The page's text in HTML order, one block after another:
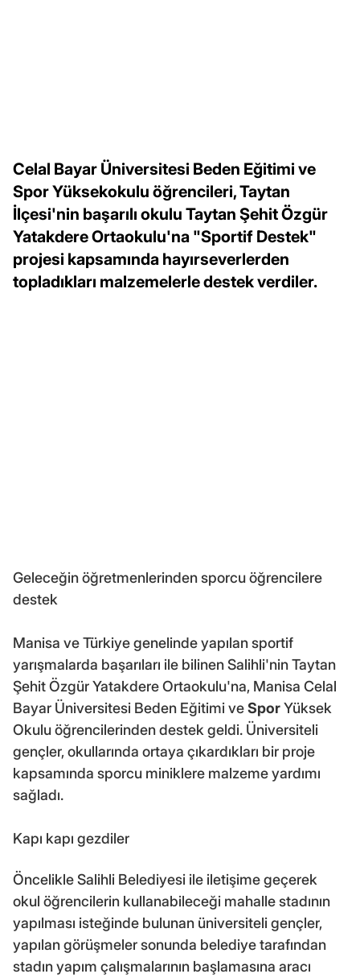
Celal Bayar Üniversitesi Beden Eğitimi ve
Spor Yüksekokulu öğrencileri, Taytan
İlçesi'nin başarılı okulu Taytan Şehit Özgür
Yatakdere Ortaokulu'na "Sportif Destek"
projesi kapsamında hayırseverlerden
topladıkları malzemelerle destek verdiler.
Geleceğin öğretmenlerinden sporcu öğrencilere
destek
Manisa ve Türkiye genelinde yapılan sportif
yarışmalarda başarıları ile bilinen Salihli'nin Taytan
Şehit Özgür Yatakdere Ortaokulu'na, Manisa Celal
Bayar Üniversitesi Beden Eğitimi veSporYüksek
Okulu öğrencilerinden destek geldi. Üniversiteli
gençler, okullarında ortaya çıkardıkları bir proje
kapsamında sporcu miniklere malzeme yardımı
sağladı.
Kapı kapı gezdiler
Öncelikle Salihli Belediyesi ile iletişime geçerek
okul öğrencilerin kullanabileceği mahalle stadının
yapılması isteğinde bulunan üniversiteli gençler,
yapılan görüşmeler sonunda belediye tarafından
stadın yapım çalışmalarının başlamasına aracı